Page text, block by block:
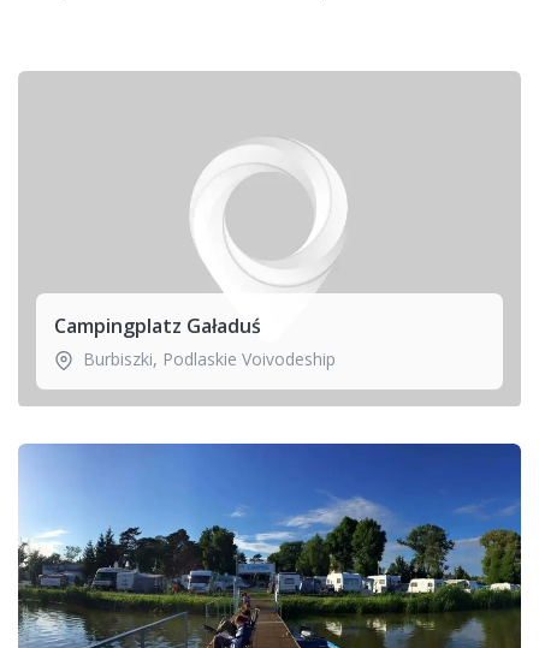
Campingplatz Gaładuś
Burbiszki, Podlaskie Voivodeship